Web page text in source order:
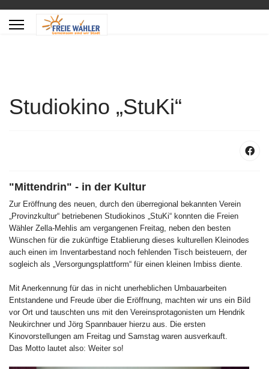
Studiokino „StuKi“
"Mittendrin" - in der Kultur
Zur Eröffnung des neuen, durch den überregional bekannten Verein
„Provinzkultur“ betriebenen Studiokinos „StuKi“ konnten die Freien
Wähler Zella-Mehlis am vergangenen Freitag, neben den besten
Wünschen für die zukünftige Etablierung dieses kulturellen Kleinodes
auch einen im Inventarbestand noch fehlenden Tisch beisteuern, der
sogleich als „Versorgungsplattform“ für einen kleinen Imbiss diente.
Mit Anerkennung für das in nicht unerheblichen Umbauarbeiten
Entstandene und Freude über die Eröffnung, machten wir uns ein Bild
vor Ort und tauschten uns mit den Vereinsprotagonisten um Hendrik
Neukirchner und Jörg Spannbauer hierzu aus. Die ersten
Kinovorstellungen am Freitag und Samstag waren ausverkauft.
Das Motto lautet also: Weiter so!